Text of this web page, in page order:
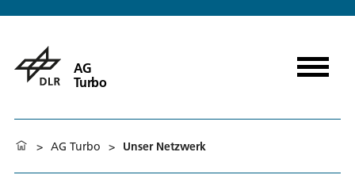
AG
Turbo
> AG Turbo > Unser Netzwerk